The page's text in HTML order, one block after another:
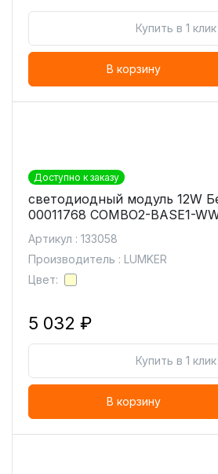
Купить в 1 клик
В корзину
Доступно к заказу
светодиодный модуль 12W
00011768 COMBO2-BASE1-
Артикул : 133058
Производитель : LUMKER
Цвет:
5 032 ₽
Купить в 1 клик
В корзину